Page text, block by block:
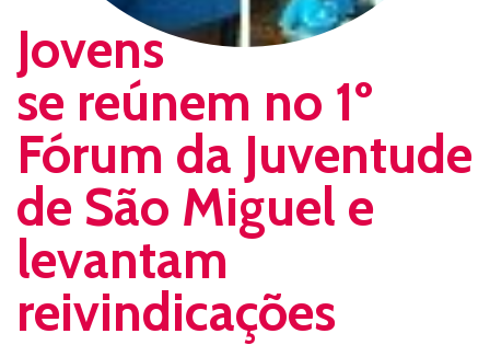
Jovens
se reúnem no 1º
Fórum da Juventude
de São Miguel e
levantam
reivindicações